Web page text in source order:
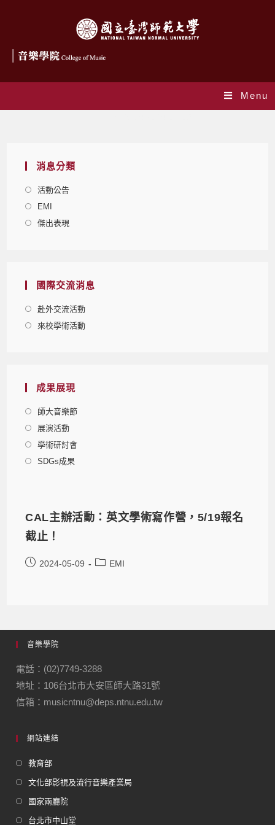
Menu
消息分類
活動公告
EMI
傑出表現
國際交流消息
赴外交流活動
來校學術活動
成果展現
師大音樂節
展演活動
學術研討會
SDGs成果
CAL主辦活動：英文學術寫作營，5/19報名
截止！
2024-05-09 EMI
音樂學院
電話：(02)7749-3288
地址：106台北市大安區師大路31號
信箱：musicntnu@deps.ntnu.edu.tw
網站連結
教育部
文化部影視及流行音樂產業局
國家兩廳院
台北市中山堂